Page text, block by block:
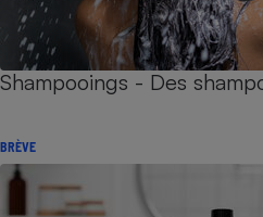
Shampooings - Des
BRÈVE